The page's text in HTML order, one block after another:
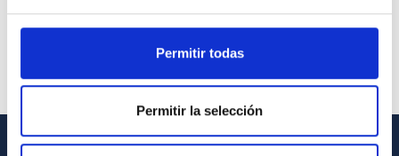
Permitir todas
Permitir la selección